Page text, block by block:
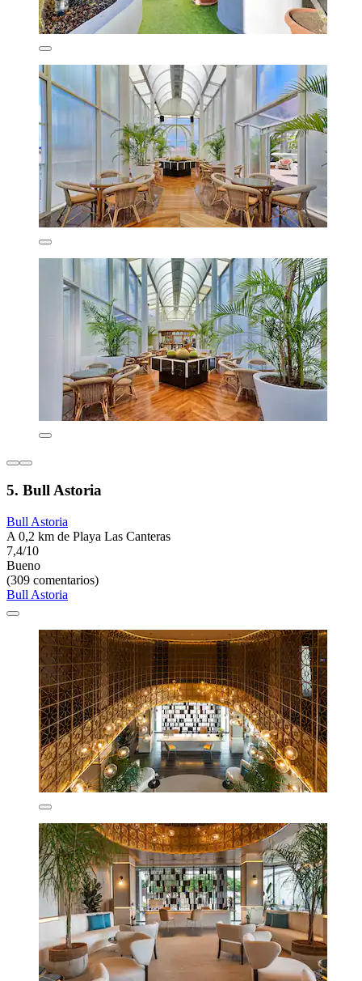
5. Bull Astoria
Bull Astoria
A 0,2 km de Playa Las Canteras
7,4/10
Bueno
(309 comentarios)
Bull Astoria